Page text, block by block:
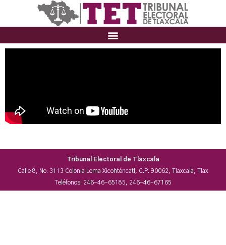
Tribunal Electoral de Tlaxcala
Calle 8, No. 3113 Colonia Loma Xicohténcatl, C.P. 90062, Tlaxcala, Tlax
Teléfonos: 246-46-65185, 246-46-67165